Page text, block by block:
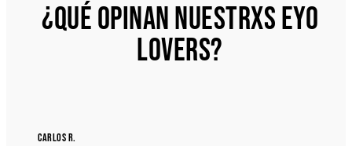
¿QUÉ OPINAN NUESTRXS EYO
LOVERS?
Carlos R.